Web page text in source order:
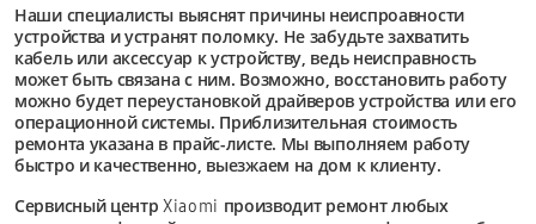
Наши специалисты выяснят причины неиспроавности
устройства и устранят поломку. Не забудьте захватить
кабель или аксессуар к устройству, ведь неисправность
может быть связана с ним. Возможно, восстановить работу
можно будет переустановкой драйверов устройства или его
операционной системы. Приблизительная стоимость
ремонта указана в прайс-листе. Мы выполняем работу
быстро и качественно, выезжаем на дом к клиенту.
Сервисный центрXiaomi производит ремонт любых